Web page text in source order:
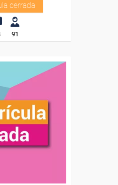
cerrada
91